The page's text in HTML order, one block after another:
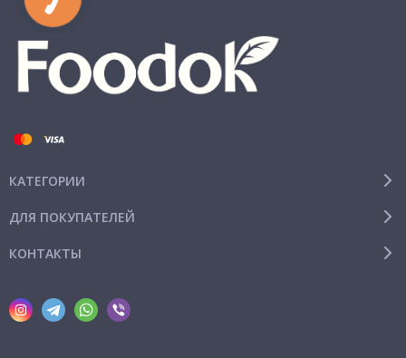
КАТЕГОРИИ
ДЛЯ ПОКУПАТЕЛЕЙ
КОНТАКТЫ